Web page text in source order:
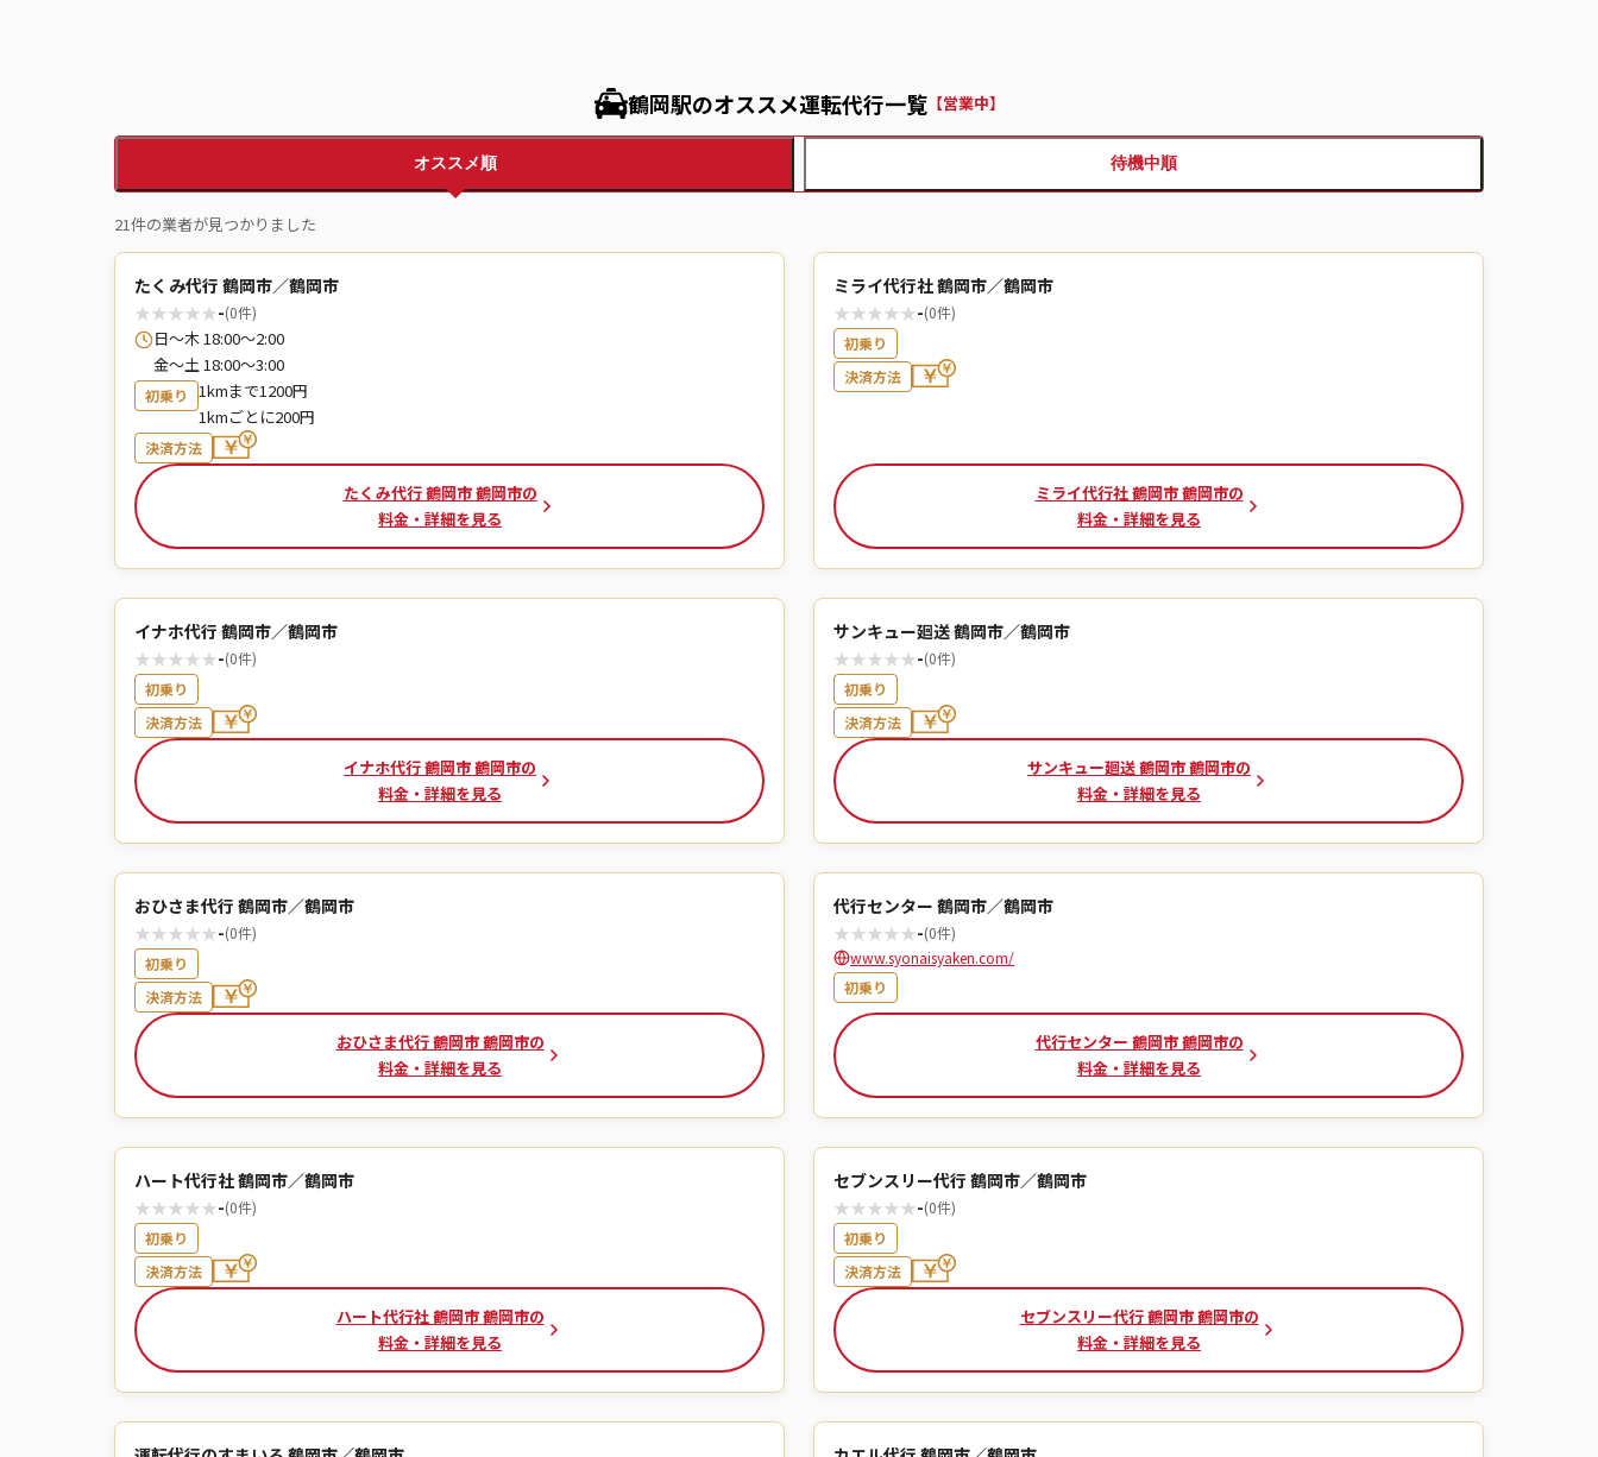
鶴岡駅のオススメ運転代行一覧【営業中】
オススメ順 待機中順
21件の業者が見つかりました
たくみ代行 鶴岡市／鶴岡市
★★★★★-(0件)
日〜木 18:00〜2:00
金〜土 18:00〜3:00
初乗り
1kmまで1200円
1kmごとに200円
決済方法
たくみ代行 鶴岡市 鶴岡市の
料金・詳細を見る
ミライ代行社 鶴岡市／鶴岡市
★★★★★-(0件)
初乗り
決済方法
ミライ代行社 鶴岡市 鶴岡市の
料金・詳細を見る
イナホ代行 鶴岡市／鶴岡市
★★★★★-(0件)
初乗り
決済方法
イナホ代行 鶴岡市 鶴岡市の
料金・詳細を見る
サンキュー廻送 鶴岡市／鶴岡市
★★★★★-(0件)
初乗り
決済方法
サンキュー廻送 鶴岡市 鶴岡市の
料金・詳細を見る
おひさま代行 鶴岡市／鶴岡市
★★★★★-(0件)
初乗り
決済方法
おひさま代行 鶴岡市 鶴岡市の
料金・詳細を見る
代行センター 鶴岡市／鶴岡市
★★★★★-(0件)
www.syonaisyaken.com/
初乗り
代行センター 鶴岡市 鶴岡市の
料金・詳細を見る
ハート代行社 鶴岡市／鶴岡市
★★★★★-(0件)
初乗り
決済方法
ハート代行社 鶴岡市 鶴岡市の
料金・詳細を見る
セブンスリー代行 鶴岡市／鶴岡市
★★★★★-(0件)
初乗り
決済方法
セブンスリー代行 鶴岡市 鶴岡市の
料金・詳細を見る